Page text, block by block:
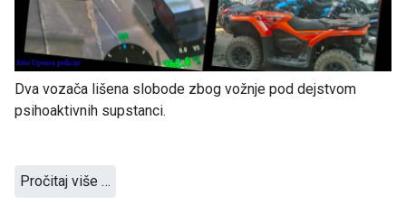
Dva vozača lišena slobode zbog vožnje pod dejstvom
psihoaktivnih supstanci.
Pročitaj više …